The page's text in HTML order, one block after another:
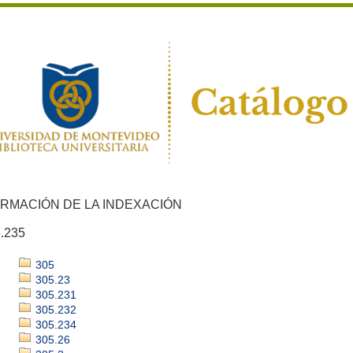
DE LA INDEXACIÓN
305
305.23
305.231
305.232
305.234
305.26